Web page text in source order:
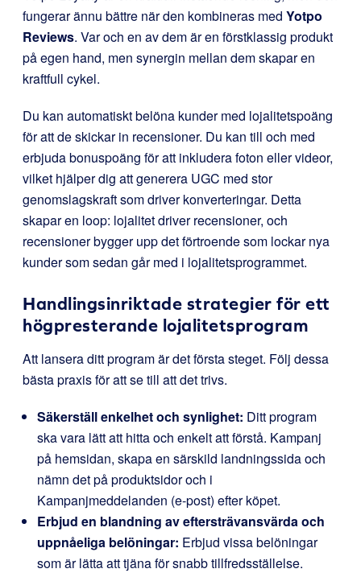
fungerar ännu bättre när den kombineras med Yotpo
Reviews. Var och en av dem är en förstklassig produkt
på egen hand, men synergin mellan dem skapar en
kraftfull cykel.
Du kan automatiskt belöna kunder med lojalitetspoäng
för att de skickar in recensioner. Du kan till och med
erbjuda bonuspoäng för att inkludera foton eller videor,
vilket hjälper dig att generera UGC med stor
genomslagskraft som driver konverteringar. Detta
skapar en loop: lojalitet driver recensioner, och
recensioner bygger upp det förtroende som lockar nya
kunder som sedan går med i lojalitetsprogrammet.
Handlingsinriktade strategier för ett
högpresterande lojalitetsprogram
Att lansera ditt program är det första steget. Följ dessa
bästa praxis för att se till att det trivs.
Säkerställ enkelhet och synlighet: Ditt program
ska vara lätt att hitta och enkelt att förstå. Kampanj
på hemsidan, skapa en särskild landningssida och
nämn det på produktsidor och i
Kampanjmeddelanden (e-post) efter köpet.
Erbjud en blandning av eftersträvansvärda och
uppnåeliga belöningar: Erbjud vissa belöningar
som är lätta att tjäna för snabb tillfredsställelse.